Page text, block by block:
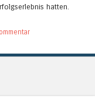
hatten.